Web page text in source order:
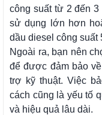
công suất từ 2 đến
sử dụng lớn hơn
dầu diesel công suất
Ngoài ra, bạn nên
để được đảm bảo
trợ kỹ thuật. Việc
cách cũng là yếu tố
và hiệu quả lâu dài.